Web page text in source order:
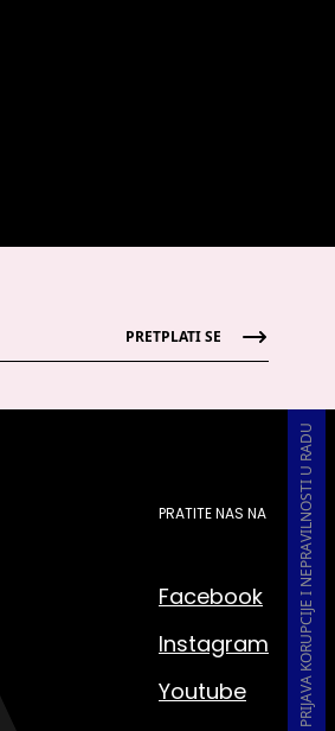
PRETPLATI SE
PRIJAVA KORUPCIJE I NEPRAVILNOSTI U RADU
PRATITE NAS NA
Facebook
Instagram
Youtube